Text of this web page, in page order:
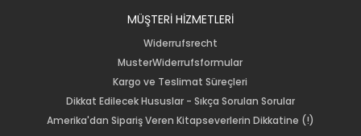
MÜŞTERİ HİZMETLERİ
Widerrufsrecht
MusterWiderrufsformular
Kargo ve Teslimat Süreçleri
Dikkat Edilecek Hususlar - Sıkça Sorulan Sorular
Amerika'dan Sipariş Veren Kitapseverlerin Dikkatine (!)